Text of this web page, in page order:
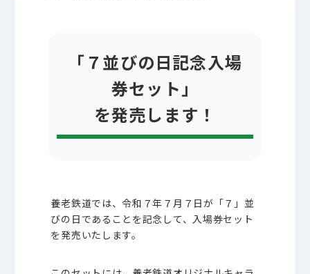
「７並びの日記念入場
券セット」
を発売します！
養老鉄道では、令和７年７月７日が「７」並
びの日であることを記念して、入場券セット
を発売いたします。